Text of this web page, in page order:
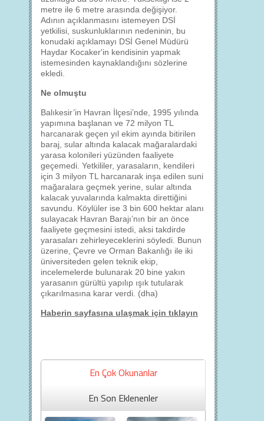
metre ile 6 metre arasında değişiyor.
Adının açıklanmasını istemeyen DSİ
yetkilisi, suskunluklarının nedeninin, bu
konudaki açıklamayı DSİ Genel Müdürü
Haydar Kocaker'in kendisinin yapmak
istemesinden kaynaklandığını sözlerine
ekledi.
Ne olmuştu
Balıkesir’in Havran İlçesi’nde, 1995 yılında
yapımına başlanan ve 72 milyon TL
harcanarak geçen yıl ekim ayında bitirilen
baraj, sular altında kalacak mağaralardaki
yarasa kolonileri yüzünden faaliyete
geçemedi. Yetkililer, yarasaların, kendileri
için 3 milyon TL harcanarak inşa edilen suni
mağaralara geçmek yerine, sular altında
kalacak yuvalarında kalmakta direttiğini
savundu. Köylüler ise 3 bin 600 hektar alanı
sulayacak Havran Barajı’nın bir an önce
faaliyete geçmesini istedi, aksi takdirde
yarasaları zehirleyeceklerini söyledi. Bunun
üzerine, Çevre ve Orman Bakanlığı ile iki
üniversiteden gelen teknik ekip,
incelemelerde bulunarak 20 bine yakın
yarasanın gürültü yapılıp ışık tutularak
çıkarılmasına karar verdi. (dha)
Haberin sayfasına ulaşmak için tıklayın
En Çok Okunanlar
En Son Eklenenler